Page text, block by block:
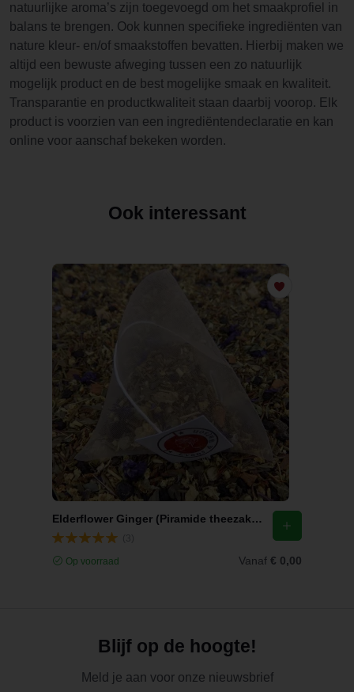
natuurlijke aroma’s zijn toegevoegd om het smaakprofiel in
balans te brengen. Ook kunnen specifieke ingrediënten van
nature kleur- en/of smaakstoffen bevatten. Hierbij maken we
altijd een bewuste afweging tussen een zo natuurlijk
mogelijk product en de best mogelijke smaak en kwaliteit.
Transparantie en productkwaliteit staan daarbij voorop. Elk
product is voorzien van een ingrediëntendeclaratie en kan
online voor aanschaf bekeken worden.
Ook interessant
Elderflower Ginger (Piramide theezakjes)
Op voorraad Vanaf € 0,00
Blijf op de hoogte!
Meld je aan voor onze nieuwsbrief